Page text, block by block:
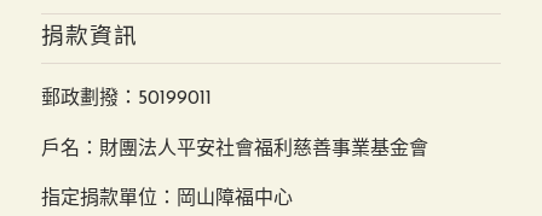
捐款資訊
郵政劃撥：50199011
戶名：財團法人平安社會福利慈善事業基金會
指定捐款單位：岡山障福中心